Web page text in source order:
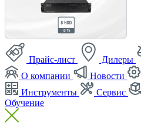
Прайс-лист Дилеры
О компании
Новости
Инструменты
Сервис
Обучение